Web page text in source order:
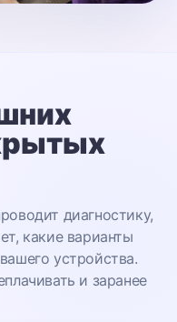
диагностику,
какие варианты
устройства.
и заранее